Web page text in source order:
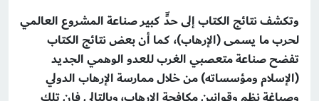
وتكشف نتائج الكتاب إلى حدٍّ كبير صناعة المشروع العالمي
لحرب ما يسمى (الإرهاب)، كما أن بعض نتائج الكتاب
تفضح صناعة متعصبي الغرب للعدو الوهمي الجديد
(الإسلام ومؤسساته) من خلال ممارسة الإرهاب الدولي